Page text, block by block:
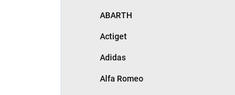
ABARTH
Actiget
Adidas
Alfa Romeo